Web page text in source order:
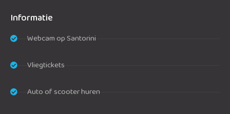
Informatie
Webcam op Santorini
Vliegtickets
Auto of scooter huren